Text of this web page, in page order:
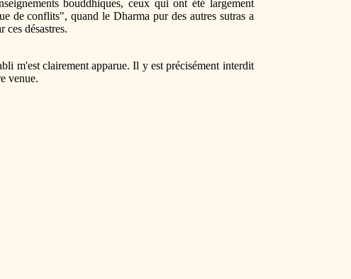
bouddhiques, ceux qui ont été largement
de conflits", quand le Dharma pur des autres sutras a
ces désastres.
m'est clairement apparue. Il y est précisément interdit
venue.